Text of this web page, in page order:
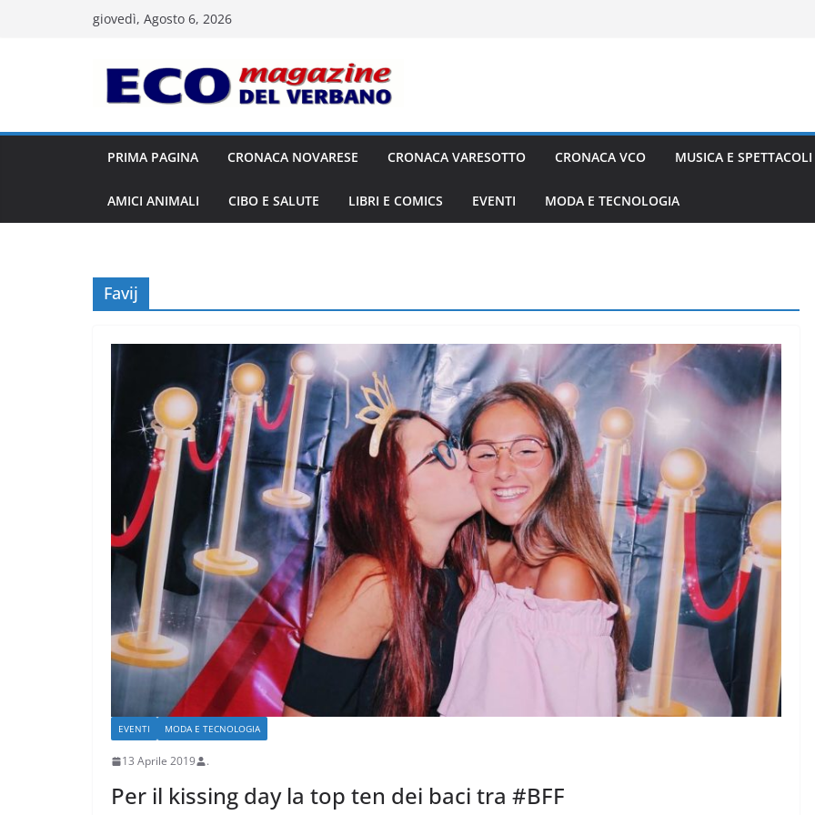
giovedì, Agosto 6, 2026
PRIMA PAGINA CRONACA NOVARESE CRONACA VARESOTTO CRONACA VCO MUSICA E SPETTACOLI
AMICI ANIMALI CIBO E SALUTE LIBRI E COMICS EVENTI MODA E TECNOLOGIA
Favij
EVENTI MODA E TECNOLOGIA
13 Aprile 2019 .
Per il kissing day la top ten dei baci tra #BFF
CRONACA VARESOTTO
Più impresa, più crescita
e più qualità urbana per
Varese
18 Luglio 2026
MODA E TECNOLOGIA
I rifiuti elettronici non
vanno in vacanza